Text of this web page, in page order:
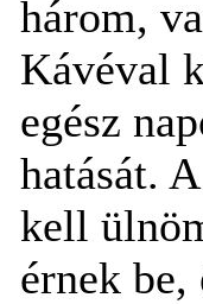
három,
Kávéval
egész
hatását.
kell
érnek be,